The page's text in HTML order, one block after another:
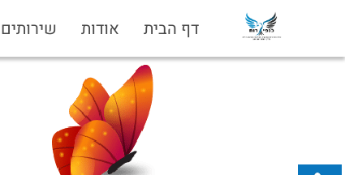
דף הבית אודות שירותים